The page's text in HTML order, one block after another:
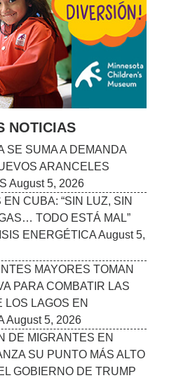
NOTICIAS
SE SUMA A DEMANDA
ARANCELES
August 5, 2026
CUBA: “SIN LUZ, SIN
TODO ESTÁ MAL”
ENERGÉTICA August 5,
MAYORES TOMAN
PARA COMBATIR LAS
LOS LAGOS EN
August 5, 2026
DE MIGRANTES EN
SU PUNTO MÁS ALTO
GOBIERNO DE TRUMP